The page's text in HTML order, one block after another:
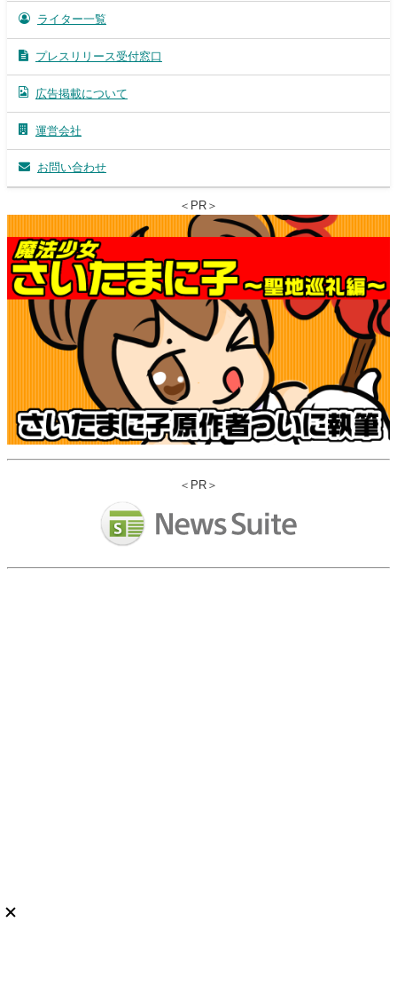
ライター一覧
プレスリリース受付窓口
広告掲載について
運営会社
お問い合わせ
＜PR＞
＜PR＞